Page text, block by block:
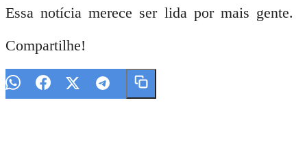
Essa notícia merece ser lida por mais gente.
Compartilhe!